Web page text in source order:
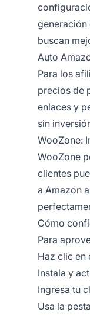
generación
buscan
Auto
Para los
precios de
enlaces y
sin
WooZone:
WooZone
clientes
a Amazon
Cómo
Para
Haz clic en
Instala y
Ingresa tu
Usa la